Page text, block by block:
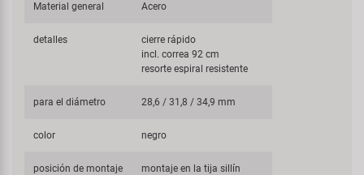
Material general Acero
detalles
cierre rápido
incl. correa 92 cm
resorte espiral resistente
para el diámetro 28,6 / 31,8 / 34,9 mm
color negro
posición de montaje
montaje en la tija sillín